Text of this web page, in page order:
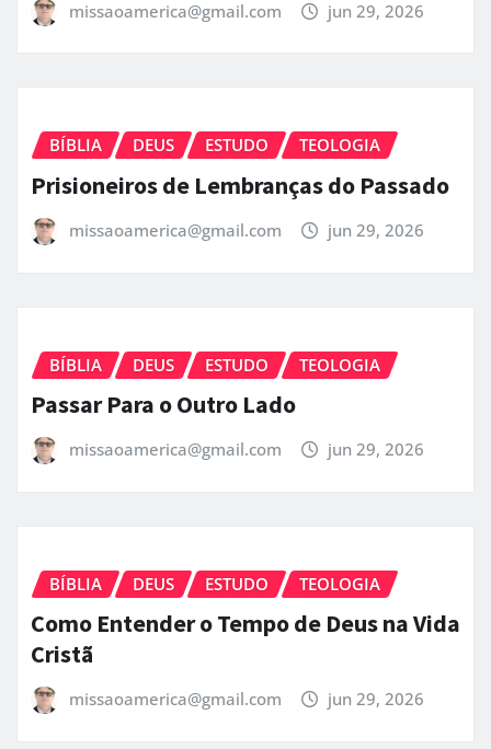
missaoamerica@gmail.com jun 29, 2026
BÍBLIA DEUS ESTUDO TEOLOGIA
Prisioneiros de Lembranças do Passado
missaoamerica@gmail.com jun 29, 2026
BÍBLIA DEUS ESTUDO TEOLOGIA
Passar Para o Outro Lado
missaoamerica@gmail.com jun 29, 2026
BÍBLIA DEUS ESTUDO TEOLOGIA
Como Entender o Tempo de Deus na Vida
Cristã
missaoamerica@gmail.com jun 29, 2026